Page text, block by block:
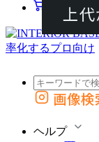
カート
外部サイトの
画像検
ヘルプ
上